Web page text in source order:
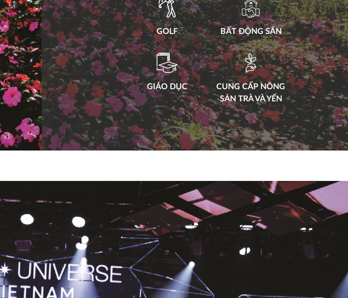
GOLF BẤT ĐỘNG SẢN
GIÁO DỤC
CUNG CẤP NÔNG
SẢN TRÀ VÀ YẾN